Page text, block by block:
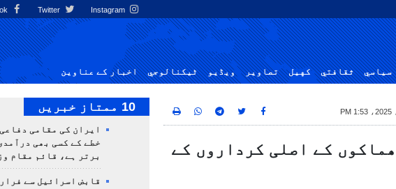
Instagram
سياسي ثقافتي کهيل تصاوير ویڈیو ٹيكنالوجي اخبار کے عناوین
کے اصلی کرداروں کے
10 ممتاز خبریں
ایران کی مقامی
خطے کے کسی بھی
برتر ہے، قائم مقام
قابض اسرائیل سے